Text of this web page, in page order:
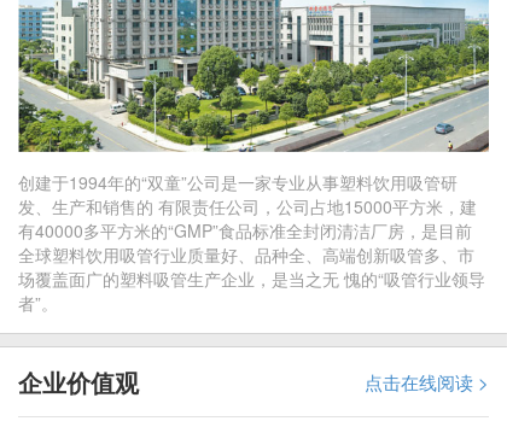
创建于1994年的“双童”公司是一家专业从事塑料饮用吸管研
发、生产和销售的 有限责任公司，公司占地15000平方米，建
有40000多平方米的“GMP”食品标准全封闭清洁厂房，是目前
全球塑料饮用吸管行业质量好、品种全、高端创新吸管多、市
场覆盖面广的塑料吸管生产企业，是当之无 愧的“吸管行业领导
者”。
企业价值观 点击在线阅读 >